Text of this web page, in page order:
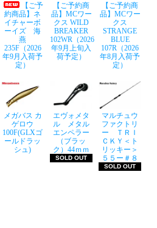
【ご予
約商品】ネ
イチャーボ
ーイズ 海
燕
235F（2026
年9月入荷予
定）
【ご予約商
品】MCワー
クス WILD
BREAKER
102WR（2026
年9月上旬入
荷予定）
【ご予約商
品】MCワー
クス
STRANGE
BLUE
107R（2026
年8月入荷予
定）
メガバス カ
ゲロウ
100F(GLXゴ
ールドラッ
シュ)
エヴォメタ
ル メタル
エンペラー
（ブラッ
ク）44ｍｍ
SOLD OUT
マルチュウ
ファクトリ
ー ＴＲＩ
ＣＫＹ＜ト
リッキー＞
５５ー＃８
SOLD OUT